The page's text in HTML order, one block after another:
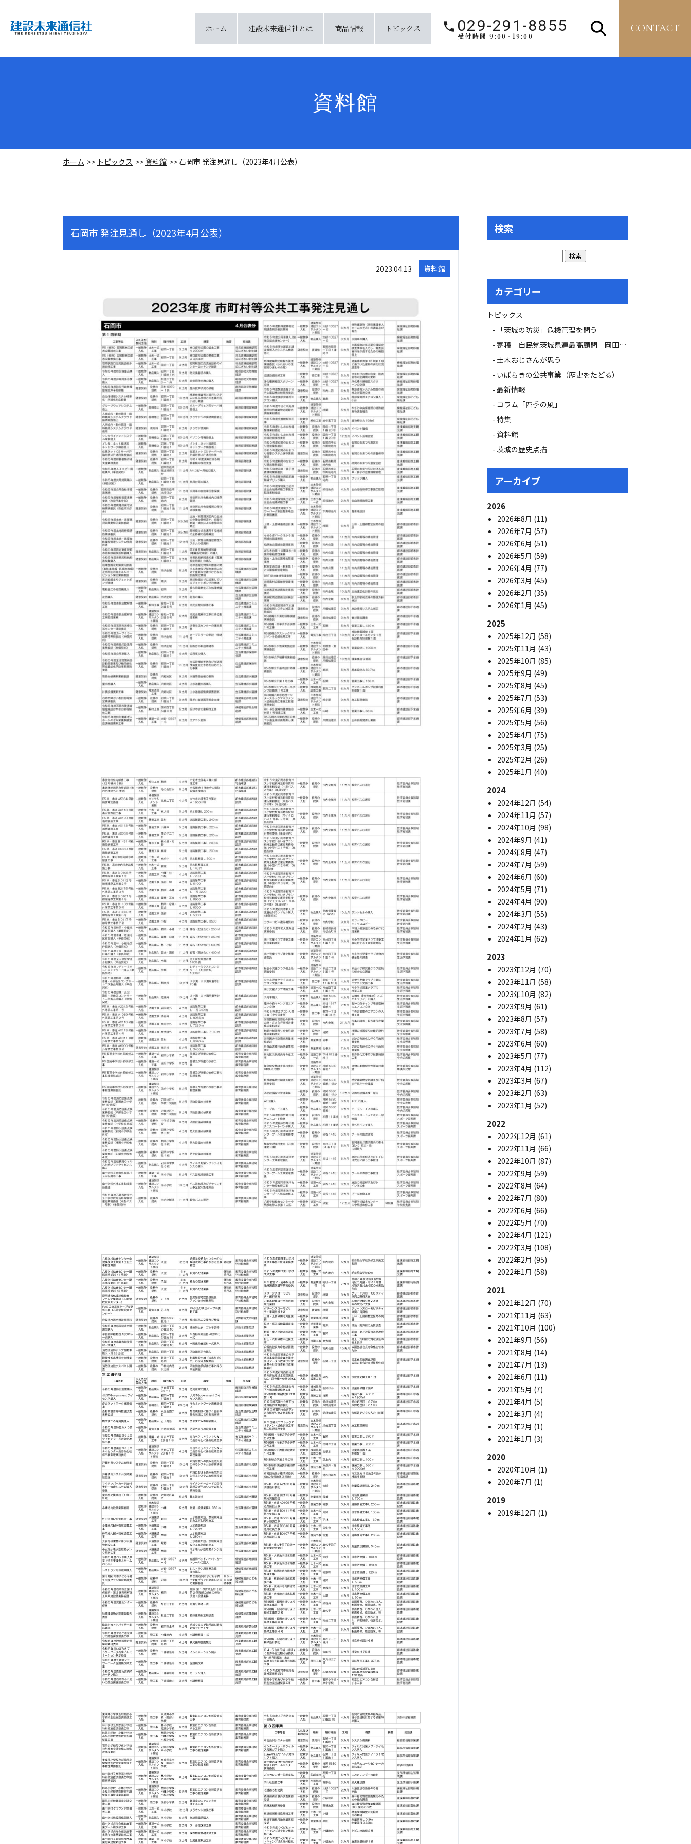
ホーム 建設未来通信社とは 商品情報 トピックス 029-291-8855
受付時間 9:00~19:00
CONTACT
資料館
ホーム トピックス 資料館 石岡市 発注見通し（2023年4月公表）
石岡市 発注見通し（2023年4月公表）
2023.04.13 資料館
検索
カテゴリー
トピックス
「茨城の防災」危機管理を問う
寄稿 自民党茨城県連最高顧問 岡田 広氏
土木おじさんが思う
いばらきの公共事業（歴史をたどる）
最新情報
コラム「四季の風」
特集
資料館
茨城の歴史点描
アーカイブ
2026
2026年8月 (11)
2026年7月 (57)
2026年6月 (51)
2026年5月 (59)
2026年4月 (77)
2026年3月 (45)
2026年2月 (35)
2026年1月 (45)
2025
2025年12月 (58)
2025年11月 (43)
2025年10月 (85)
2025年9月 (49)
2025年8月 (45)
2025年7月 (53)
2025年6月 (39)
2025年5月 (56)
2025年4月 (75)
2025年3月 (25)
2025年2月 (26)
2025年1月 (40)
2024
2024年12月 (54)
2024年11月 (57)
2024年10月 (98)
2024年9月 (41)
2024年8月 (47)
2024年7月 (59)
2024年6月 (60)
2024年5月 (71)
2024年4月 (90)
2024年3月 (55)
2024年2月 (43)
2024年1月 (62)
2023
2023年12月 (70)
2023年11月 (58)
2023年10月 (82)
2023年9月 (61)
2023年8月 (57)
2023年7月 (58)
2023年6月 (60)
2023年5月 (77)
2023年4月 (112)
2023年3月 (67)
2023年2月 (63)
2023年1月 (52)
2022
2022年12月 (61)
2022年11月 (66)
2022年10月 (87)
2022年9月 (59)
2022年8月 (64)
2022年7月 (80)
2022年6月 (66)
2022年5月 (70)
2022年4月 (121)
2022年3月 (108)
2022年2月 (95)
2022年1月 (58)
2021
2021年12月 (70)
2021年11月 (63)
2021年10月 (100)
2021年9月 (56)
2021年8月 (14)
2021年7月 (13)
2021年6月 (11)
2021年5月 (7)
2021年4月 (5)
2021年3月 (4)
2021年2月 (1)
2021年1月 (3)
2020
2020年10月 (1)
2020年7月 (1)
2019
2019年12月 (1)